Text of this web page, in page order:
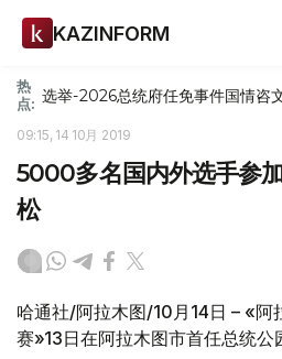
KAZINFORM
热
点: 选举-2026总统府任免事件国情咨
09:15, 14 10月 2019
5000多名国内外选手参
松
哈通社/阿拉木图/10月14日 – «阿
赛»13日在阿拉木图市首任总统公